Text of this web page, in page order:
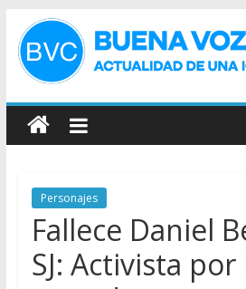
Personajes
Fallece Daniel
SJ: Activista por